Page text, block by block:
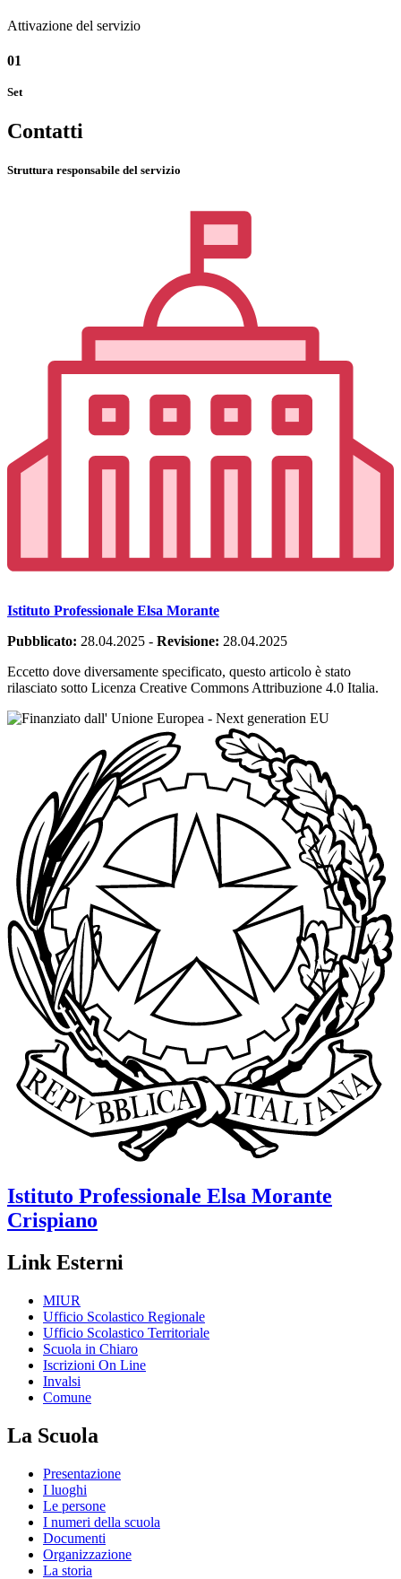
Attivazione del servizio
01
Set
Contatti
Struttura responsabile del servizio
Istituto Professionale Elsa Morante
Pubblicato: 28.04.2025 - Revisione: 28.04.2025
Eccetto dove diversamente specificato, questo articolo è stato
rilasciato sotto Licenza Creative Commons Attribuzione 4.0 Italia.
Istituto Professionale Elsa Morante
Crispiano
Link Esterni
MIUR
Ufficio Scolastico Regionale
Ufficio Scolastico Territoriale
Scuola in Chiaro
Iscrizioni On Line
Invalsi
Comune
La Scuola
Presentazione
I luoghi
Le persone
I numeri della scuola
Documenti
Organizzazione
La storia